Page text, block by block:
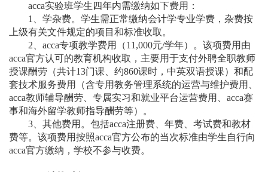
acca实验班学生四年内需缴纳如下费用：
1、学杂费。 学生需正常缴纳会计学专业学费 ，杂费按
上级有关文件规定的项目和标准收取 。
2、acca专项教学费用（11,000元/学年）。该项费用 由
acca官方认可的教育机构收取 ，主要用于支付外聘全职教师
授课酬劳 （共计13门课 、约860课时，中英双语授课） 和配
套技术服务费用（含专用教务管理系统的运营与维护费用
acca教师辅导酬劳 专属实习和就业平台运营费用、 acca赛
事和海外留学教师指导酬劳等）
。
3、其他费用。包括acca注册费、年费、考试费和教材
费等。该项费用按照acca官方公布的当次标准由学生自行向
acca官方缴纳，学校不参与收费。